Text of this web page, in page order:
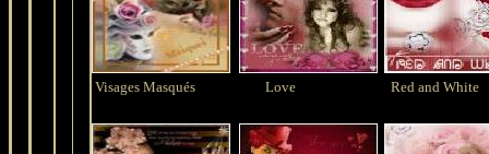
Visages Masqués Love Red and White